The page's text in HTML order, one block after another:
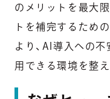
のメリットを最大
トを補完するため
より、AI導入への
用できる環境を整